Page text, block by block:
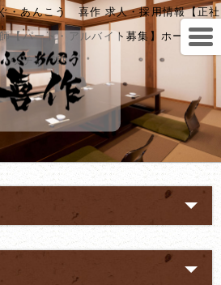
・あんこう 喜作 求人・採用情報【正社
【パート・アルバイト募集】ホール・キ
ッチン補助